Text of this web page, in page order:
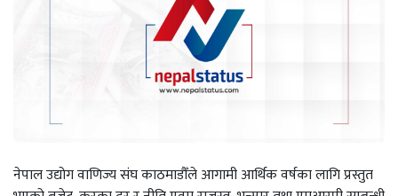
नेपाल उद्योग वाणिज्य संघ काठमाडौँले आगामी आर्थिक वर्षका लागि प्रस्तुत